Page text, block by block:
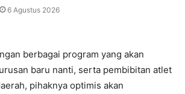
6 Agustus 2026
berbagai program yang akan
baru nanti, serta pembibitan atlet
pihaknya optimis akan